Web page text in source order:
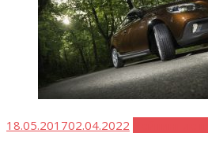
Опубликовано
18.05.201702.04.2022